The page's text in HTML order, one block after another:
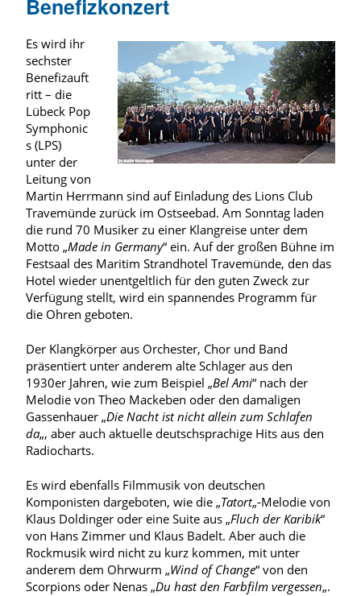
Benefizkonzert
Es wird ihr
sechster
Benefizauft
ritt – die
Lübeck Pop
Symphonic
s (LPS)
unter der
Leitung von
Martin Herrmann sind auf Einladung des Lions Club
Travemünde zurück im Ostseebad. Am Sonntag laden
die rund 70 Musiker zu einer Klangreise unter dem
Motto „Made in Germany“ ein. Auf der großen Bühne im
Festsaal des Maritim Strandhotel Travemünde, den das
Hotel wieder unentgeltlich für den guten Zweck zur
Verfügung stellt, wird ein spannendes Programm für
die Ohren geboten.
Der Klangkörper aus Orchester, Chor und Band
präsentiert unter anderem alte Schlager aus den
1930er Jahren, wie zum Beispiel „Bel Ami“ nach der
Melodie von Theo Mackeben oder den damaligen
Gassenhauer „Die Nacht ist nicht allein zum Schlafen
da„, aber auch aktuelle deutschsprachige Hits aus den
Radiocharts.
Es wird ebenfalls Filmmusik von deutschen
Komponisten dargeboten, wie die „Tatort„-Melodie von
Klaus Doldinger oder eine Suite aus „Fluch der Karibik“
von Hans Zimmer und Klaus Badelt. Aber auch die
Rockmusik wird nicht zu kurz kommen, mit unter
anderem dem Ohrwurm „Wind of Change“ von den
Scorpions oder Nenas „Du hast den Farbfilm vergessen„.